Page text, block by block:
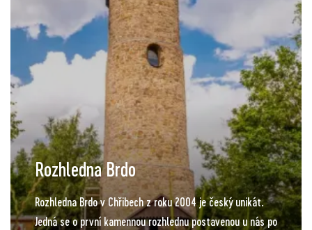
skleníky i Jahodové kopečky. Součástí Květné zahrady jsou
i okrasné či hospodářské prostory, kterými jsou
Pomerančová a Holandská zahrada, bažantnice, Králičí
kopeček nebo ptáčnice. Zahrada byla otevřena po poslední
rozsáhlé rekonstrukci v září 2014 a jejím správcem je
Národní památkový ústav.
Rozhledna Brdo
Rozhledna Brdo v Chřibech z roku 2004 je český unikát.
Jedná se o první kamennou rozhlednu postavenou u nás po